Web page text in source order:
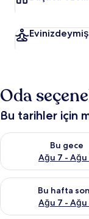
Oda
Bu tarihler için
Bu gece
Ağu 7 - Ağu
Bu gece için
Bu hafta
Ağu 7 - Ağu
Bu hafta sonu için